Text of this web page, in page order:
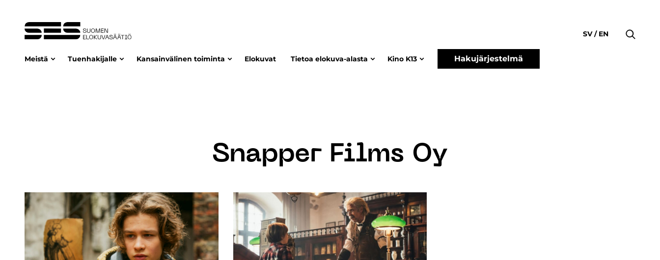
Meistä Tuenhakijalle Kansainvälinen toiminta Elokuvat Tietoa elokuva-alasta Kino K13 Hakujärjestelmä
SV EN
Snapper Films Oy